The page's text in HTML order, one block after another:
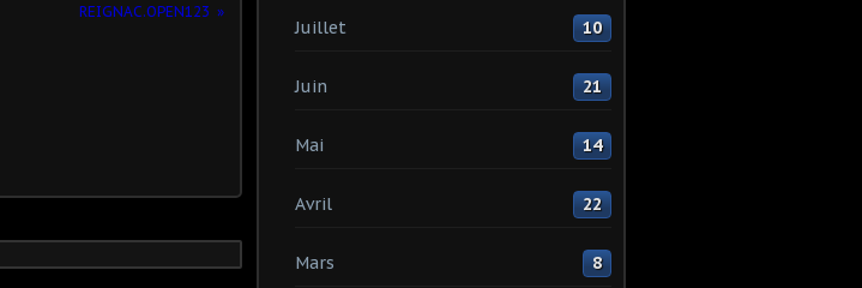
REIGNAC.OPEN123
Juillet 10
Juin 21
Mai 14
Avril 22
Mars 8